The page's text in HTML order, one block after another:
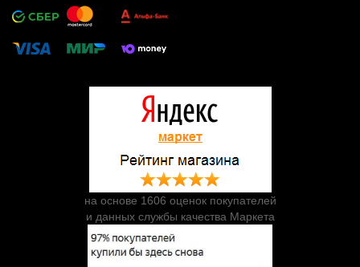
на основе 1606 оценок покупателей
и данных службы качества Маркета